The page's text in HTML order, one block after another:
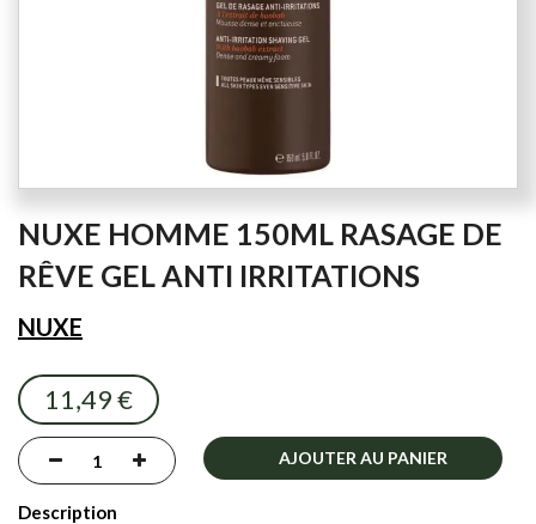
to
the
beginning
of
the
images
gallery
NUXE HOMME 150ML RASAGE DE
RÊVE GEL ANTI IRRITATIONS
NUXE
11,49 €
AJOUTER AU PANIER
Description